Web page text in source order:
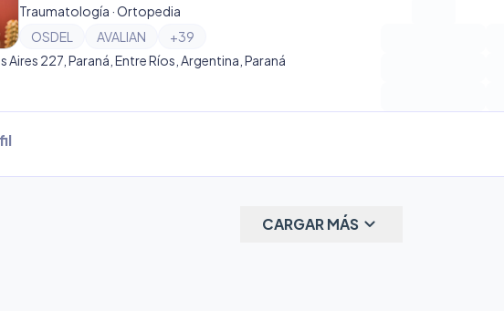
Traumatología · Ortopedia
OSDEL
AVALIAN +39
Aires 227, Paraná, Entre Ríos, Argentina, Paraná
CARGAR MÁS keyboard_arrow_down